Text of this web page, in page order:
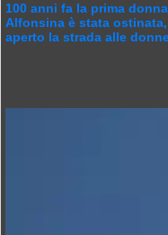
100 anni fa la prima
Alfonsina è stata
aperto la strada alle